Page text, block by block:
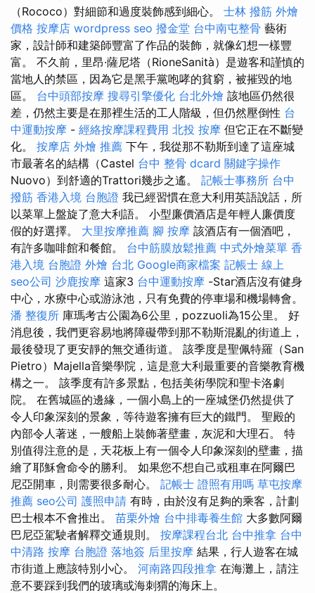
（Rococo）對細節和過度裝飾感到細心。 士林 撥筋 外燴
價格 按摩店 wordpress seo 撥金堂 台中南屯整骨 藝術
家，設計師和建築師豐富了作品的裝飾，就像幻想一樣豐
富。 不久前，里昂·薩尼塔（RioneSanità）是遊客和謹慎的
當地人的禁區，因為它是黑手黨咆哮的貧窮，被摧毀的地
區。 台中頭部按摩 搜尋引擎優化 台北外燴 該地區仍然很
差，仍然主要是在那裡生活的工人階級，但仍然壓倒性 台
中運動按摩 - 經絡按摩課程費用 北投 按摩 但它正在不斷變
化。 按摩店 外燴 推薦 下午，我從那不勒斯到達了這座城
市最著名的結構（Castel 台中 整骨 dcard 關鍵字操作
Nuovo）到舒適的Trattori幾步之遙。 記帳士事務所 台中
撥筋 香港入境 台胞證 我已經習慣在意大利用英語說話，所
以菜單上盤旋了意大利語。 小型廉價酒店是年輕人廉價度
假的好選擇。 大里按摩推薦 腳 按摩 該酒店有一個酒吧，
有許多咖啡館和餐館。 台中筋膜放鬆推薦 中式外燴菜單 香
港入境 台胞證 外燴 台北 Google商家檔案 記帳士 線上
seo公司 沙鹿按摩 這家3 台中運動按摩 -Star酒店沒有健身
中心，水療中心或游泳池，只有免費的停車場和機場轉會。
潘 整復所 庫瑪考古公園為6公里，pozzuoli為15公里。 好
消息後，我們更容易地將障礙帶到那不勒斯混亂的街道上，
最後發現了更安靜的無交通街道。 該季度是聖佩特羅（San
Pietro）Majella音樂學院，這是意大利最重要的音樂教育機
構之一。 該季度有許多景點，包括美術學院和聖卡洛劇
院。 在舊城區的邊緣，一個小島上的一座城堡仍然提供了
令人印象深刻的景象，等待遊客擁有巨大的鐵門。 聖殿的
內部令人著迷，一艘船上裝飾著壁畫，灰泥和大理石。 特
別值得注意的是，天花板上有一個令人印象深刻的壁畫，描
繪了耶穌會命令的勝利。 如果您不想自己或租車在阿爾巴
尼亞開車，則需要很多耐心。 記帳士 證照有用嗎 草屯按摩
推薦 seo公司 護照申請 有時，由於沒有足夠的乘客，計劃
巴士根本不會推出。 苗栗外燴 台中排毒養生館 大多數阿爾
巴尼亞駕駛者解釋交通規則。 按摩課程台北 台中推拿 台中
中清路 按摩 台胞證 落地簽 后里按摩 結果，行人遊客在城
市街道上應該特別小心。 河南路四段推拿 在海灘上，請注
意不要踩到我們的玻璃或海刺猬的海床上。